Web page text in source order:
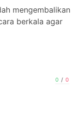
mengembalikan
berkala agar
0 / 0